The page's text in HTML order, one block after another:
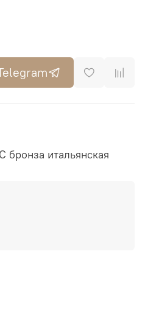
бронза итальянская